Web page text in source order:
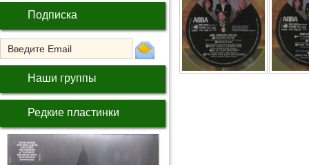
Подписка
Наши группы
Редкие пластинки